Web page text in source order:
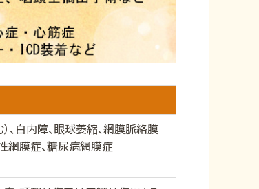
、白内障、眼球萎縮、網膜脈絡膜
網膜症、糖尿病網膜症